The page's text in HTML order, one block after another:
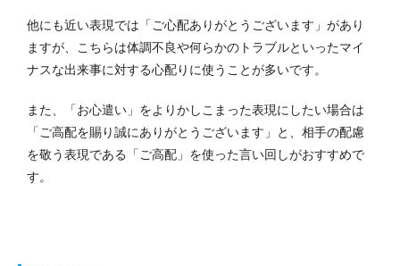
他にも近い表現では「ご心配ありがとうございます」があり
ますが、こちらは体調不良や何らかのトラブルといったマイ
ナスな出来事に対する心配りに使うことが多いです。
また、「お心遣い」をよりかしこまった表現にしたい場合は
「ご高配を賜り誠にありがとうございます」と、相手の配慮
を敬う表現である「ご高配」を使った言い回しがおすすめで
す。